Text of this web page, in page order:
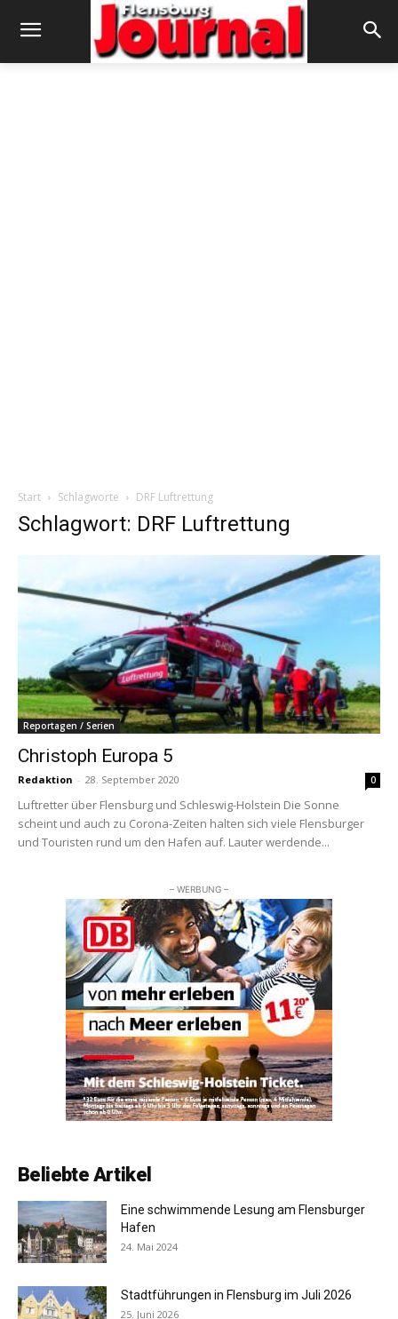
Start Schlagworte DRF Luftrettung
Schlagwort: DRF Luftrettung
Reportagen / Serien
Christoph Europa 5
Redaktion - 28. September 2020 0
Luftretter über Flensburg und Schleswig-Holstein Die Sonne
scheint und auch zu Corona-Zeiten halten sich viele Flensburger
und Touristen rund um den Hafen auf. Lauter werdende...
– WERBUNG –
Beliebte Artikel
Eine schwimmende Lesung am Flensburger
Hafen
24. Mai 2024
Stadtführungen in Flensburg im Juli 2026
25. Juni 2026